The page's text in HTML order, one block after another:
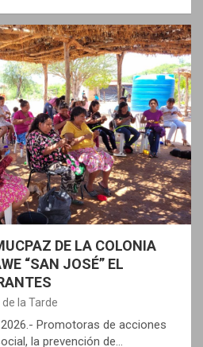
DE LA COLONIA
“SAN JOSÉ” EL
de la Tarde
Promotoras de acciones
la prevención de…